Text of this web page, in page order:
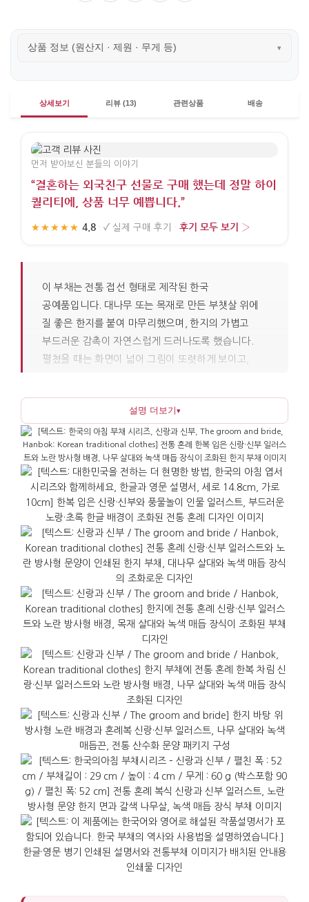
상품 정보 (원산지 · 제원 · 무게 등) ▾
상세보기 리뷰 (13) 관련상품 배송
먼저 받아보신 분들의 이야기
“결혼하는 외국친구 선물로 구매 했는데 정말 하이
퀄리티에, 상품 너무 예쁩니다.”
★★★★★ 4.8 · ✓ 실제 구매 후기 · 후기 모두 보기 ›
이 부채는 전통 접선 형태로 제작된 한국
공예품입니다. 대나무 또는 목재로 만든 부챗살 위에
질 좋은 한지를 붙여 마무리했으며, 한지의 가볍고
부드러운 감촉이 자연스럽게 드러나도록 했습니다.
펼쳤을 때는 화면이 넓어 그림이 또렷하게 보이고,
편합니다. 손잡이에는 전통 매듭 장식이 더해져 있어
단정하고 정갈한 마무리감을 갖추고 있습니다.
부채 면에는 혼례복을 차림한 신랑과 신부의 도상이
담겨 있으며, 이는 '좋은 인연'과 '화합'의 의미를
전합니다. 함께 들어간 한글 요소는 장식이면서도 한국
문화를 소개하는 설명 자료가 되어, 문화 교류나 학습
목적의 자리에서 대화의 출발점이 될 수 있습니다.
매듭은 '맺음'의 의미로 관계의 시작과 약속을
상징하며, 축하와 환대의 메시지를 조용히 전하는
기념품입니다.
국제 행사나 의전 자리에서 단체 답례품으로
활용하기에 적합합니다. 가볍고 파손 위험이 낮아
이동과 배포가 수월하며, 과하게 화려하지 않으면서도
한국다움을 담담하게 전할 수 있습니다. 보관과
운송에도 부담이 적어 여러 사람에게 같은 선물을
준비해야 하는 상황에서 실용적입니다.
받는 분에게는 실용성과 기념성이 함께 남습니다. 더운
날씨에 실제로 사용할 수 있으며, 여행 가방에 넣어도
자리를 많이 차지하지 않습니다.
설명 더보기▾